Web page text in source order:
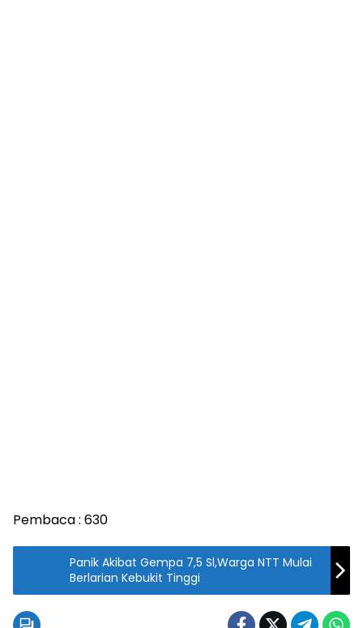
Pembaca : 630
Panik Akibat Gempa 7,5 Sl,Warga NTT Mulai
Berlarian Kebukit Tinggi